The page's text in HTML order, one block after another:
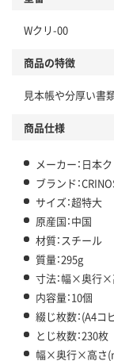
Wクリ-00
商品の特徴
見本帳や分厚い書
商品仕様
メーカー：日本
ブランド：
サイズ：超特大
原産国：中国
材質：スチール
質量：295g
寸法：幅×奥行
内容量：10個
綴じ枚数：(A4コ
とじ枚数：230枚
幅×奥行×高さ